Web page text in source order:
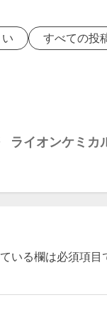
すべての投
ライオンケミカ
いる欄は必須項目